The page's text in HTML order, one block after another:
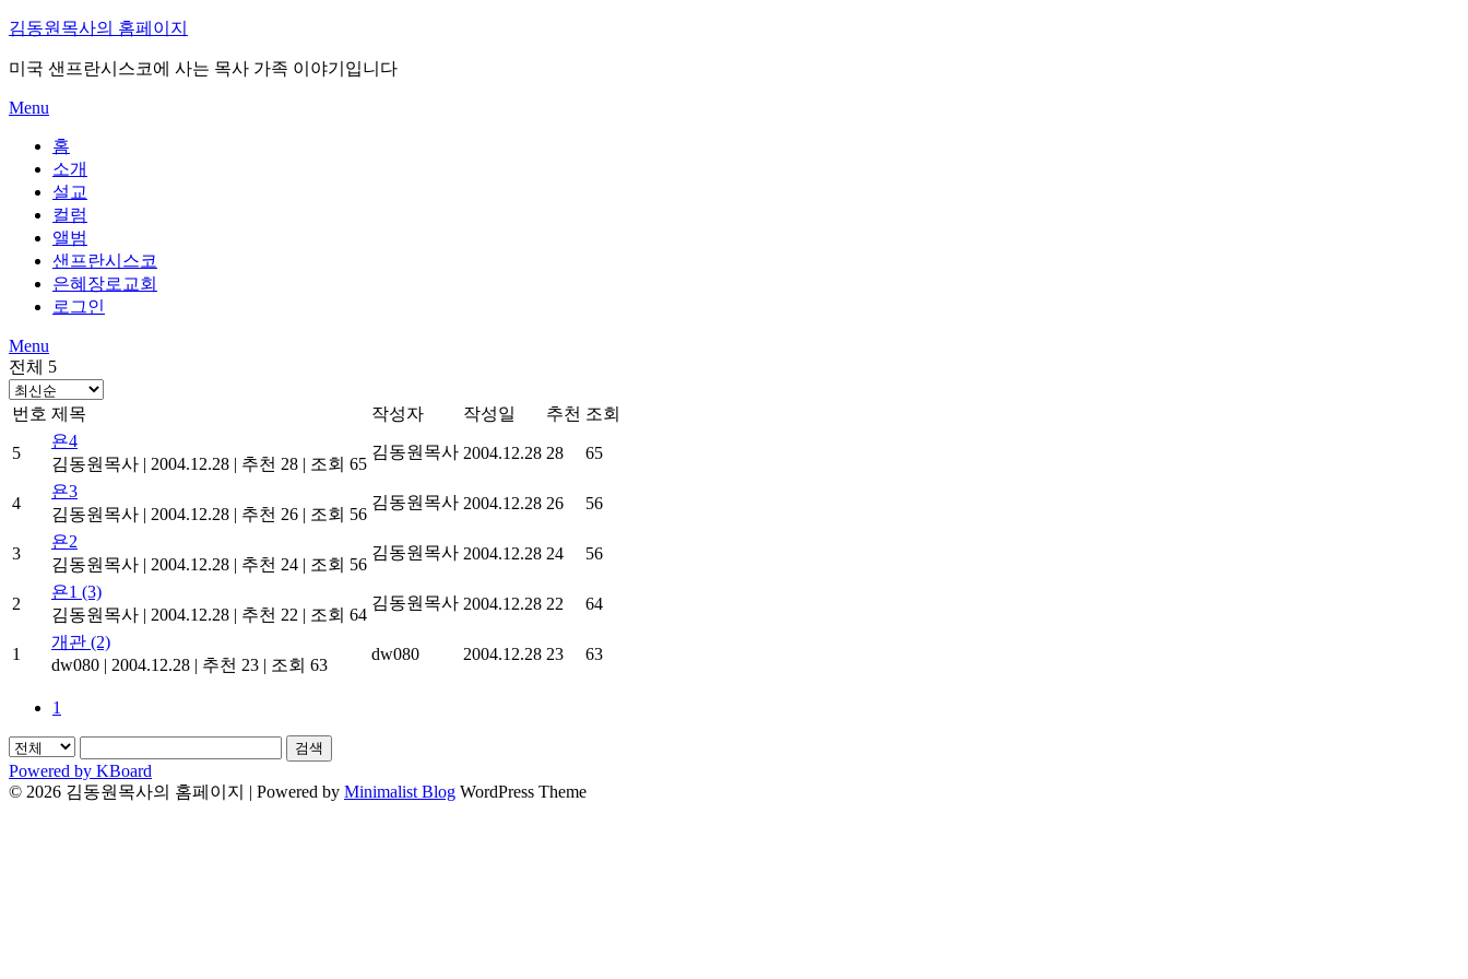
Skip
content
김동원목사의 홈페이지
미국 샌프란시스코에 사는 목사 가족 이야기입니다
Menu
홈
소개
설교
컬럼
앨범
샌프란시스코
은혜장로교회
로그인
Menu
전체 5
번호 제목 작성자 작성일 추천 조회
5
욘4
김동원목사 | 2004.12.28 | 추천 28 | 조회 65
김동원목사 2004.12.28 28 65
4
욘3
김동원목사 | 2004.12.28 | 추천 26 | 조회 56
김동원목사 2004.12.28 26 56
3
욘2
김동원목사 | 2004.12.28 | 추천 24 | 조회 56
김동원목사 2004.12.28 24 56
2
욘1 (3)
김동원목사 | 2004.12.28 | 추천 22 | 조회 64
김동원목사 2004.12.28 22 64
1
개관 (2)
dw080 | 2004.12.28 | 추천 23 | 조회 63
dw080 2004.12.28 23 63
1
검색
Powered by KBoard
© 2026 김동원목사의 홈페이지 | Powered by Minimalist Blog WordPress Theme